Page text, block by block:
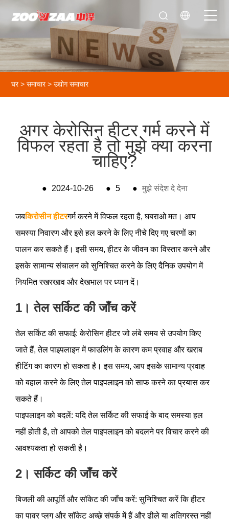
घर > समाचार>उद्योग समाचार
अगर केरोसिन हीटर गर्म करने में
विफल रहता है तो मुझे क्या करना
चाहिए?
● 2024-10-26 ● 5 ● मुझे संदेश दे देना
जबकिरोसीन हीटरगर्म करने में विफल रहता है, घबराओ मत। आप
समस्या निवारण और इसे हल करने के लिए नीचे दिए गए चरणों का
पालन कर सकते हैं। इसी समय, हीटर के जीवन का विस्तार करने और
इसके सामान्य संचालन को सुनिश्चित करने के लिए दैनिक उपयोग में
नियमित रखरखाव और देखभाल पर ध्यान दें।
1। तेल सर्किट की जाँच करें
तेल सर्किट की सफाई: केरोसिन हीटर जो लंबे समय से उपयोग किए
जाते हैं, तेल पाइपलाइन में फाउलिंग के कारण कम प्रवाह और खराब
हीटिंग का कारण हो सकता है। इस समय, आप इसके सामान्य प्रवाह
को बहाल करने के लिए तेल पाइपलाइन को साफ करने का प्रयास कर
सकते हैं।
पाइपलाइन को बदलें: यदि तेल सर्किट की सफाई के बाद समस्या हल
नहीं होती है, तो आपको तेल पाइपलाइन को बदलने पर विचार करने की
आवश्यकता हो सकती है।
2। सर्किट की जाँच करें
बिजली की आपूर्ति और सॉकेट की जाँच करें: सुनिश्चित करें कि हीटर
का पावर प्लग और सॉकेट अच्छे संपर्क में हैं और ढीले या क्षतिग्रस्त नहीं